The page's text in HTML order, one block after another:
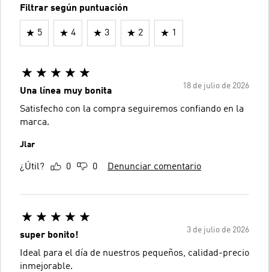
Filtrar según puntuación
5 4 3 2 1
18 de julio de 2026
Una línea muy bonita
Satisfecho con la compra seguiremos confiando en la
marca.
Jlar
¿Útil? 0 0 Denunciar comentario
3 de julio de 2026
super bonito!
Ideal para el día de nuestros pequeños, calidad-precio
inmejorable.